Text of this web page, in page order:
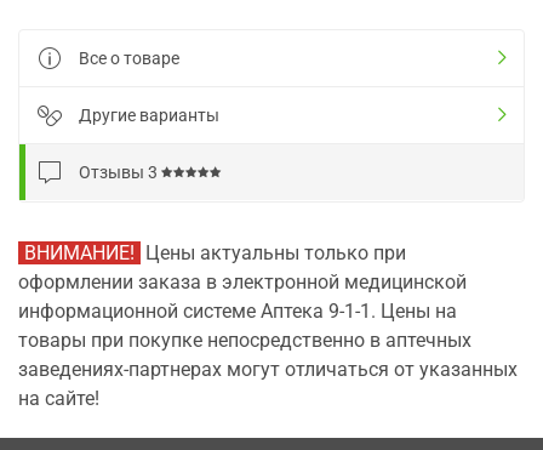
Все о товаре
Другие варианты
Отзывы 3
ВНИМАНИЕ! Цены актуальны только при
оформлении заказа в электронной медицинской
информационной системе Аптека 9-1-1. Цены на
товары при покупке непосредственно в аптечных
заведениях-партнерах могут отличаться от указанных
на сайте!